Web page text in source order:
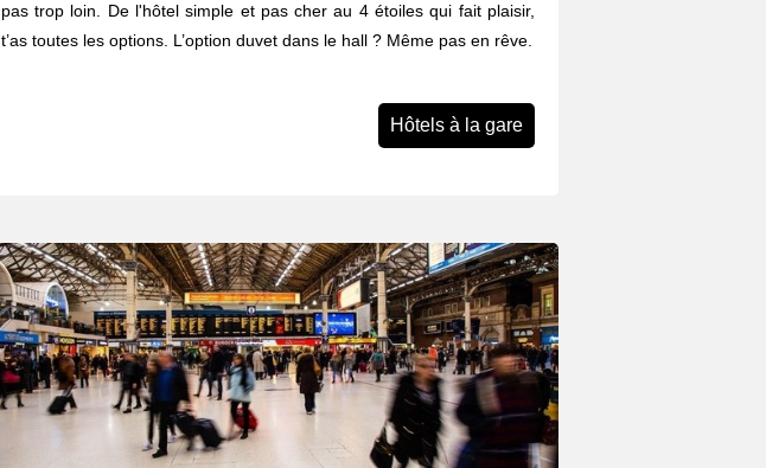
pas trop loin. De l'hôtel simple et pas cher au 4 étoiles qui fait plaisir,
t’as toutes les options. L’option duvet dans le hall ? Même pas en rêve.
Hôtels à la gare